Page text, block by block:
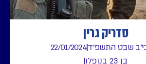
סדריק גרין
שבט התשפ"ד22/01/2024
בן 23 בנופלו